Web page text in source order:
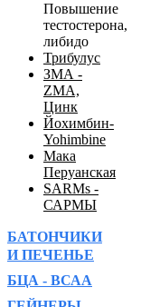
Повышение
тестостерона,
либидо
Трибулус
ЗМА -
ZMA,
Цинк
Йохимбин-
Yohimbine
Мака
Перуанская
SARMs -
САРМЫ
БАТОНЧИКИ
И ПЕЧЕНЬЕ
БЦА - ВСАА